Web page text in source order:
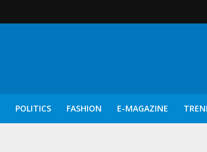
POLITICS FASHION E-MAGAZINE